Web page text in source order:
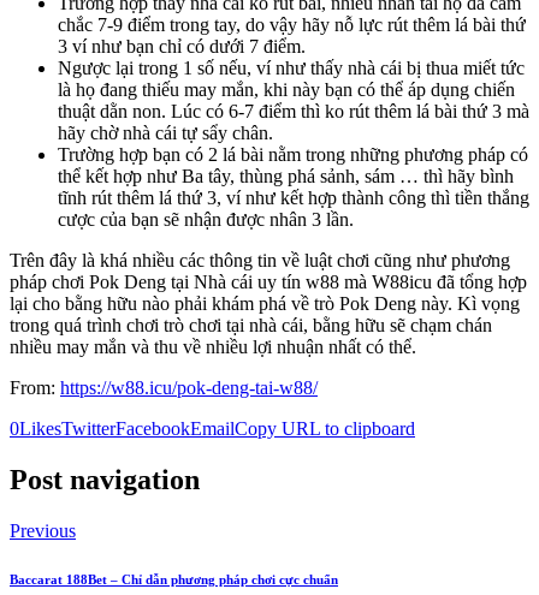
chắc 7-9 điểm trong tay, do vậy hãy nỗ lực rút thêm lá bài thứ
3 ví như bạn chỉ có dưới 7 điểm.
Ngược lại trong 1 số nếu, ví như thấy nhà cái bị thua miết tức
là họ đang thiếu may mắn, khi này bạn có thể áp dụng chiến
thuật dằn non. Lúc có 6-7 điểm thì ko rút thêm lá bài thứ 3 mà
hãy chờ nhà cái tự sẩy chân.
Trường hợp bạn có 2 lá bài nằm trong những phương pháp có
thể kết hợp như Ba tây, thùng phá sảnh, sám … thì hãy bình
tĩnh rút thêm lá thứ 3, ví như kết hợp thành công thì tiền thắng
cược của bạn sẽ nhận được nhân 3 lần.
Trên đây là khá nhiều các thông tin về luật chơi cũng như phương
pháp chơi Pok Deng tại Nhà cái uy tín w88 mà W88icu đã tổng hợp
lại cho bằng hữu nào phải khám phá về trò Pok Deng này. Kì vọng
trong quá trình chơi trò chơi tại nhà cái, bằng hữu sẽ chạm chán
nhiều may mắn và thu về nhiều lợi nhuận nhất có thể.
From: https://w88.icu/pok-deng-tai-w88/
0LikesTwitterFacebookEmailCopy URL to clipboard
Post navigation
Previous
Baccarat 188Bet – Chỉ dẫn phương pháp chơi cực chuẩn